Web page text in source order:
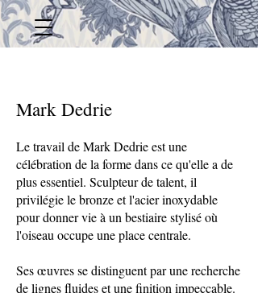
Mark Dedrie
Le travail de Mark Dedrie est une
célébration de la forme dans ce qu'elle a de
plus essentiel. Sculpteur de talent, il
privilégie le bronze et l'acier inoxydable
pour donner vie à un bestiaire stylisé où
l'oiseau occupe une place centrale.
Ses œuvres se distinguent par une recherche
de lignes fluides et une finition impeccable.